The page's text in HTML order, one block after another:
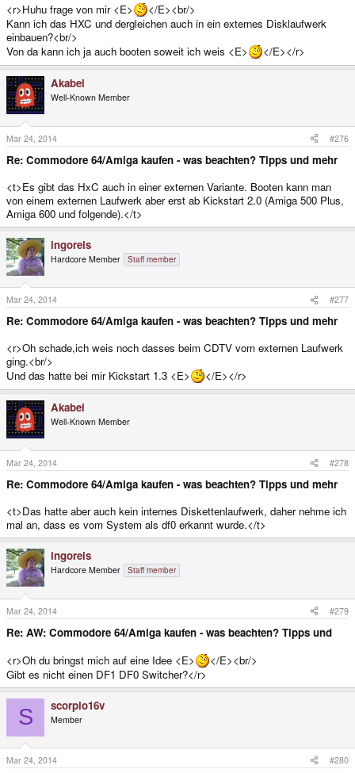
<r>Huhu frage von mir <E>
</E><br/>
Kann ich das HXC und dergleichen auch in ein externes Disklaufwerk
einbauen?<br/>
Von da kann ich ja auch booten soweit ich weis <E>
</E></r>
Akabei
Well-Known Member
Mar 24, 2014 #276
Re: Commodore 64/Amiga kaufen - was beachten? Tipps und mehr
<t>Es gibt das HxC auch in einer externen Variante. Booten kann man
von einem externen Laufwerk aber erst ab Kickstart 2.0 (Amiga 500 Plus,
Amiga 600 und folgende).</t>
ingoreis
Hardcore Member Staff member
Mar 24, 2014 #277
Re: Commodore 64/Amiga kaufen - was beachten? Tipps und mehr
<r>Oh schade,ich weis noch dasses beim CDTV vom externen Laufwerk
ging.<br/>
Und das hatte bei mir Kickstart 1.3 <E>
</E></r>
Akabei
Well-Known Member
Mar 24, 2014 #278
Re: Commodore 64/Amiga kaufen - was beachten? Tipps und mehr
<t>Das hatte aber auch kein internes Diskettenlaufwerk, daher nehme ich
mal an, dass es vom System als df0 erkannt wurde.</t>
ingoreis
Hardcore Member Staff member
Mar 24, 2014 #279
Re: AW: Commodore 64/Amiga kaufen - was beachten? Tipps und
<r>Oh du bringst mich auf eine Idee <E>
</E><br/>
Gibt es nicht einen DF1 DF0 Switcher?</r>
S scorpio16v
Member
Mar 24, 2014 #280